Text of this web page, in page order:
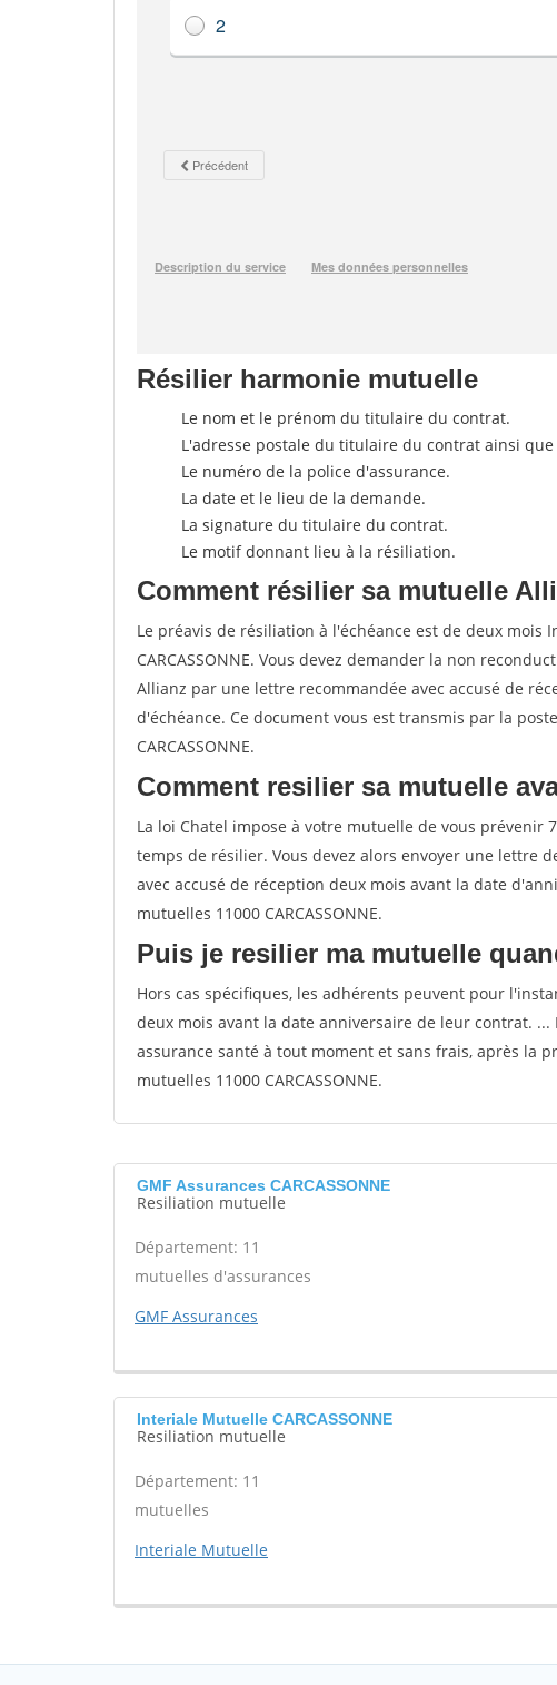
Résilier harmonie mutuelle
Le nom et le prénom du titulaire du contrat.
L'adresse postale du titulaire du contrat ainsi
Le numéro de la police d'assurance.
La date et le lieu de la demande.
La signature du titulaire du contrat.
Le motif donnant lieu à la résiliation.
Comment résilier sa mutuelle
Le préavis de résiliation à l'échéance est de deux mois
CARCASSONNE. Vous devez demander la non
Allianz par une lettre recommandée avec accusé de
d'échéance. Ce document vous est transmis par la
CARCASSONNE.
Comment resilier sa mutuelle
La loi Chatel impose à votre mutuelle de vous prévenir
temps de résilier. Vous devez alors envoyer une lettre
avec accusé de réception deux mois avant la date
mutuelles 11000 CARCASSONNE.
Puis je resilier ma mutuelle
Hors cas spécifiques, les adhérents peuvent pour
deux mois avant la date anniversaire de leur contrat.
assurance santé à tout moment et sans frais, après la
mutuelles 11000 CARCASSONNE.
GMF Assurances CARCASSONNE
Resiliation mutuelle
Département: 11
mutuelles d'assurances
GMF Assurances
Interiale Mutuelle CARCASSONNE
Resiliation mutuelle
Département: 11
mutuelles
Interiale Mutuelle